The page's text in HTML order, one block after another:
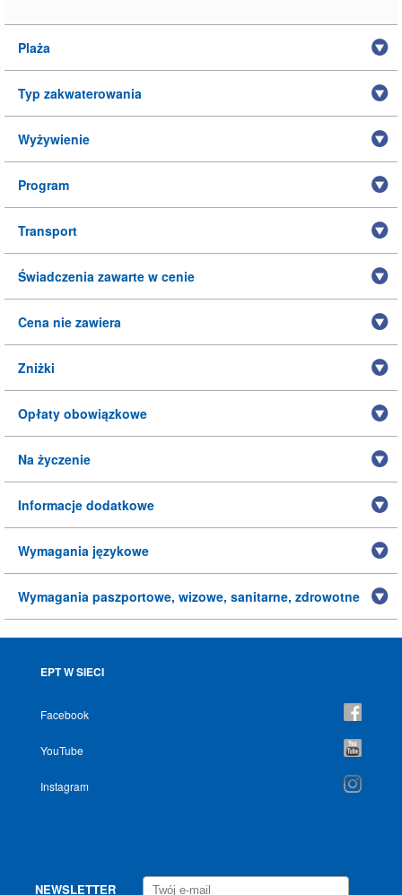
Plaża
Typ zakwaterowania
Wyżywienie
Program
Transport
Świadczenia zawarte w cenie
Cena nie zawiera
Zniżki
Opłaty obowiązkowe
Na życzenie
Informacje dodatkowe
Wymagania językowe
Wymagania paszportowe, wizowe, sanitarne, zdrowotne
EPT W SIECI
Facebook
YouTube
Instagram
NEWSLETTER